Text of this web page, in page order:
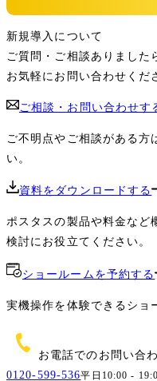
新規導入について
ご質問・ご相談ありました
お気軽にお問い合わせくだ
ご相談・お問い合わせす
ご不明点やご相談がある方
い。
資料をダウンロードする
ポスタスの製品や料金など
検討にお役立てください。
ショールームを予約する
実機操作を体験できるショ
お電話でのお問い合
0120-599-536平日10:00 -